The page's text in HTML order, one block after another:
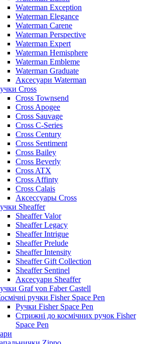
Waterman Exception
Waterman Elegance
Waterman Carene
Waterman Perspective
Waterman Expert
Waterman Hemisphere
Waterman Embleme
Waterman Graduate
Аксесуари Waterman
Cross
Cross Townsend
Cross Apogee
Cross Sauvage
Cross C-Series
Cross Сentury
Cross Sentiment
Cross Bailey
Cross Beverly
Cross ATX
Cross Affinty
Cross Calais
Аксессуары Cross
Sheaffer
Sheaffer Valor
Sheaffer Legacy
Sheaffer Intrigue
Sheaffer Prelude
Sheaffer Intensity
Sheaffer Gift Collection
Sheaffer Sentinel
Аксесуари Sheaffer
Graf von Faber Castell
ручки Fisher Space Pen
Ручки Fisher Space Pen
Стрижні до космічних ручок Fisher
Space Pen